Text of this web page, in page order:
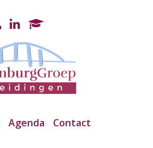
Agenda Contact